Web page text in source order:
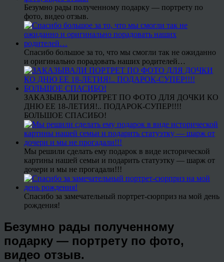
Безумно рады полученному подарку — портрету по
фото, видео отзыв.
Спасибо большое за то, что мы смогли так не ожиданно
и оригинально порадовать наших родителей…
ЗАКАЗЫВАЛИ ПОРТРЕТ ПО ФОТО ДЛЯ ДОЧКИ КО
ДНЮ ЕЕ 18-ЛЕТИЯ!.. ПОДАРОК-СУПЕР!!!!
БОЛЬШОЕ СПАСИБО!
Мы решили сделать ему подарок в виде исторической
картины нашей семьи и подарить статуэтку — шарж от
дочери и мы не прогадали!!!
Спасибо за замечательный портрет-сюрприз на мой день
рождения!
Безумно рады полученному
подарку — портрету по фото,
видео отзыв.